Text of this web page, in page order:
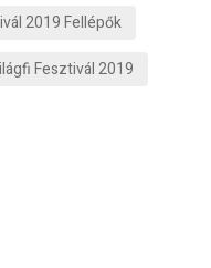
2019 Fellépők
Fesztivál 2019